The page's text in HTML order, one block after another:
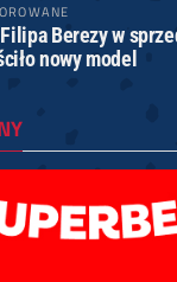
Berezy w
nowy model